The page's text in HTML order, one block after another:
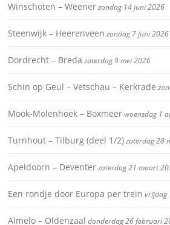
Winschoten – Weenerzondag 14 juni 2026
Steenwijk – Heerenveen zondag 7 juni 2026
Dordrecht – Breda zaterdag 9 mei 2026
Schin op Geul – Vetschau – Kerkrade
Mook-Molenhoek – Boxmeerwoensdag 1
Turnhout – Tilburg (deel 1/2)zaterdag 28
Apeldoorn – Deventerzaterdag 21 maart
Een rondje door Europa per trein vrijdag
Almelo – Oldenzaal donderdag 26 februari